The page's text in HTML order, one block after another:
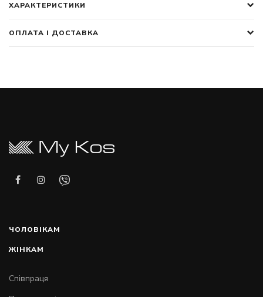
ХАРАКТЕРИСТИКИ
ОПЛАТА І ДОСТАВКА
ЧОЛОВІКАМ
ЖІНКАМ
Співпраця